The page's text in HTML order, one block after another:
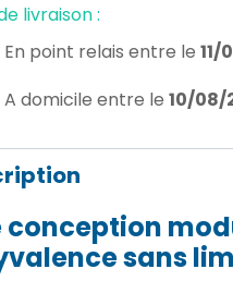
livraison :
En point relais entre le 11/
A domicile entre le 10/08/
conception
sans